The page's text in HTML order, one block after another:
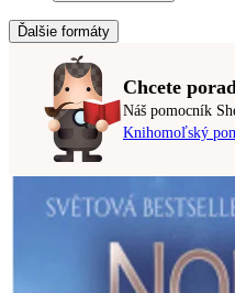
Ďalšie formáty
Chcete
Náš pomocník
Knihomoľský